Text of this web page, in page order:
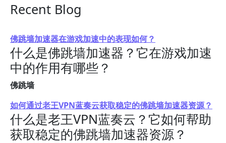
Recent Blog
佛跳墙加速器在游戏加速中的表现如何？
什么是佛跳墙加速器？它在游戏加速
中的作用有哪些？
佛跳墙
如何通过老王VPN蓝奏云获取稳定的佛跳墙加速器资源？
什么是老王VPN蓝奏云？它如何帮助
获取稳定的佛跳墙加速器资源？